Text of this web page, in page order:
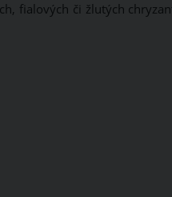
fialových či žlutých